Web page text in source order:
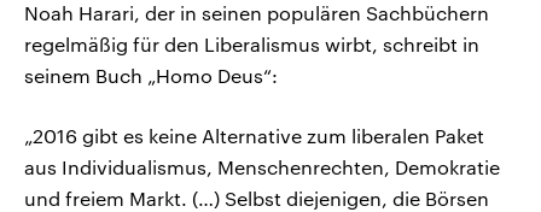
Noah Harari, der in seinen populären Sachbüchern
regelmäßig für den Liberalismus wirbt, schreibt in
seinem Buch „Homo Deus“:
„2016 gibt es keine Alternative zum liberalen Paket
aus Individualismus, Menschenrechten, Demokratie
und freiem Markt. (…) Selbst diejenigen, die Börsen